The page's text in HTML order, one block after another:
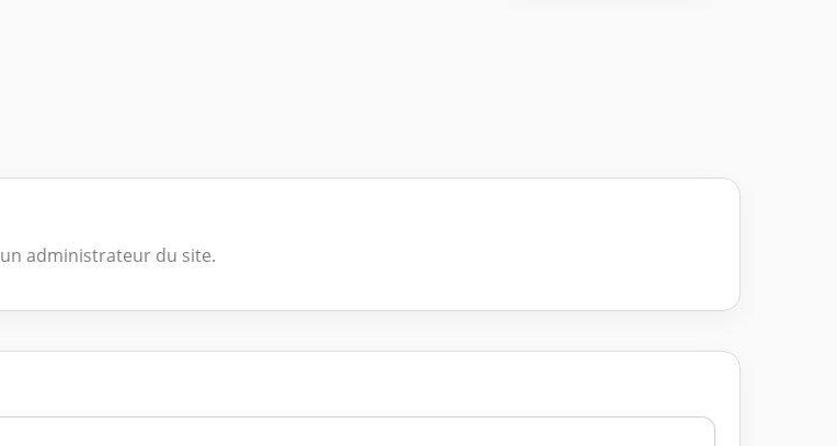
administrateur du site.